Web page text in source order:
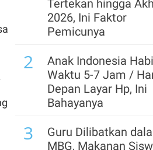
Tertekan hingga
2026, Ini Faktor
Pemicunya
2
Anak Indonesia
Waktu 5-7 Jam /
Depan Layar Hp, Ini
Bahayanya
3
Guru Dilibatkan
MBG, Makanan